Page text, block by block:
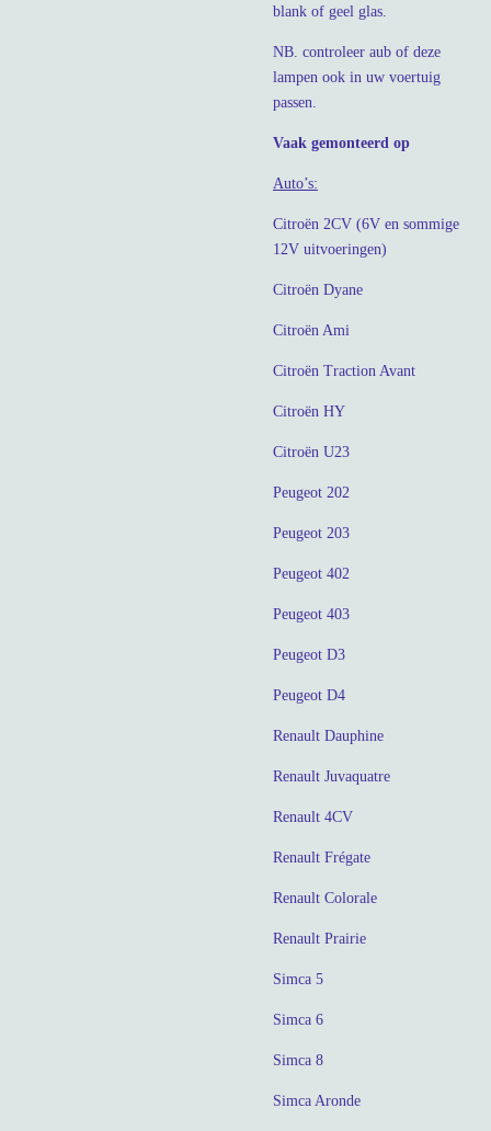
blank of geel glas.
NB. controleer aub of deze
lampen ook in uw voertuig
passen.
Vaak gemonteerd op
Auto’s:
Citroën 2CV (6V en sommige
12V uitvoeringen)
Citroën Dyane
Citroën Ami
Citroën Traction Avant
Citroën HY
Citroën U23
Peugeot 202
Peugeot 203
Peugeot 402
Peugeot 403
Peugeot D3
Peugeot D4
Renault Dauphine
Renault Juvaquatre
Renault 4CV
Renault Frégate
Renault Colorale
Renault Prairie
Simca 5
Simca 6
Simca 8
Simca Aronde